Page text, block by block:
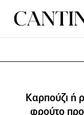
Kαρπούζι ή
φρούτο